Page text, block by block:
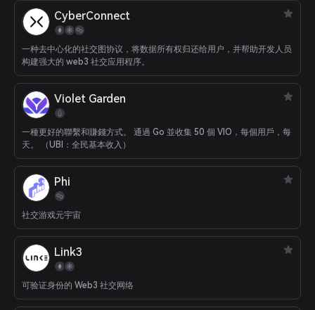
CyberConnect
一种去中心化的社交图协议，将数据所有权归还给用户，并帮助开发人员
构建强大的 web3 社交应用程序。
Violet Garden
一種更好的聯繫和賺錢方式。 通過 Go 並收集 50 個 VIO，每個用戶，每
天。 （UBI：全民基本收入）
Phi
社交游戏元宇宙
Link3
可验证身份的 Web3 社交网络